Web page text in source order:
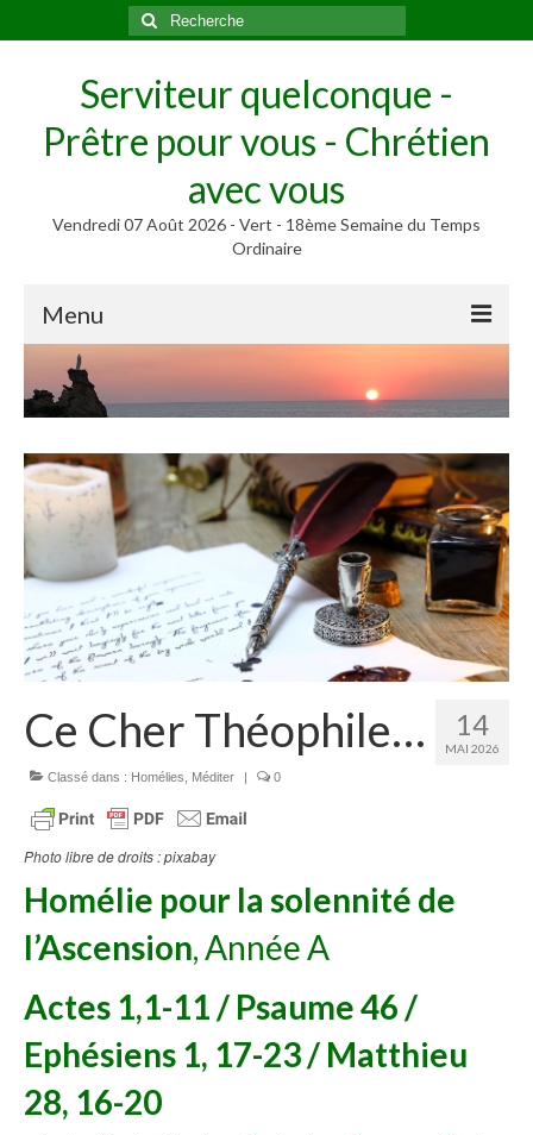
Rechercher
:
Serviteur quelconque -
Prêtre pour vous - Chrétien
avec vous
Vendredi 07 Août 2026 - Vert - 18ème Semaine du Temps
Ordinaire
Menu
Méditer
Homélies, Poèmes
Poèmes
Homélies
Homélies de Mariages
Homélies de Pèlerinages
Mon témoignage
Lire
Articles, Chroniques
Livres
Grandir : rubrique Cliquer
Cath.ch
Echo Magazine – Trait Libre
Echo Magazine – Evangile
Echo Magazine – Une Question
Voir
14
MAI 2026
Ce Cher Théophile…
Classé dans : Homélies Méditer 0
Photo libre de droits : pixabay
Homélie pour la solennité de
l’Ascension, Année A
Actes 1,1-11 / Psaume 46 /
Ephésiens 1, 17-23 / Matthieu
28, 16-20